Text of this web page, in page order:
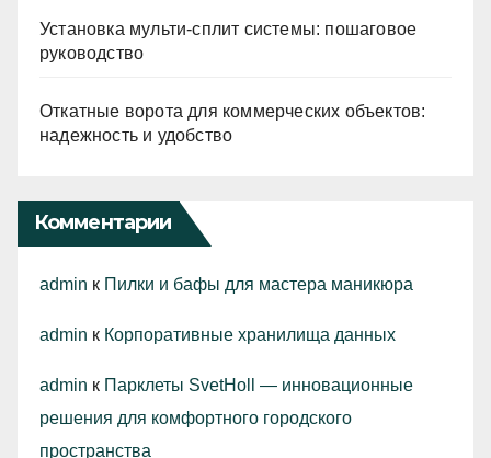
Установка мульти-сплит системы: пошаговое
руководство
Откатные ворота для коммерческих объектов:
надежность и удобство
Комментарии
admin к Пилки и бафы для мастера маникюра
admin к Корпоративные хранилища данных
admin к Парклеты SvetHoll — инновационные
решения для комфортного городского
пространства